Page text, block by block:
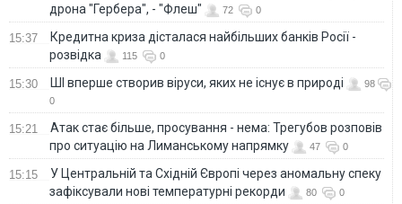
дрона "Гербера", - "Флеш"
72 0
15:37
Кредитна криза дісталася найбільших банків Росії -
розвідка
115 0
15:30 ШІ вперше створив віруси, яких не існує в природі
98
0
15:21
Атак стає більше, просування - нема: Трегубов розповів
про ситуацію на Лиманському напрямку
47 0
15:15
У Центральній та Східній Європі через аномальну спеку
зафіксували нові температурні рекорди
80 0